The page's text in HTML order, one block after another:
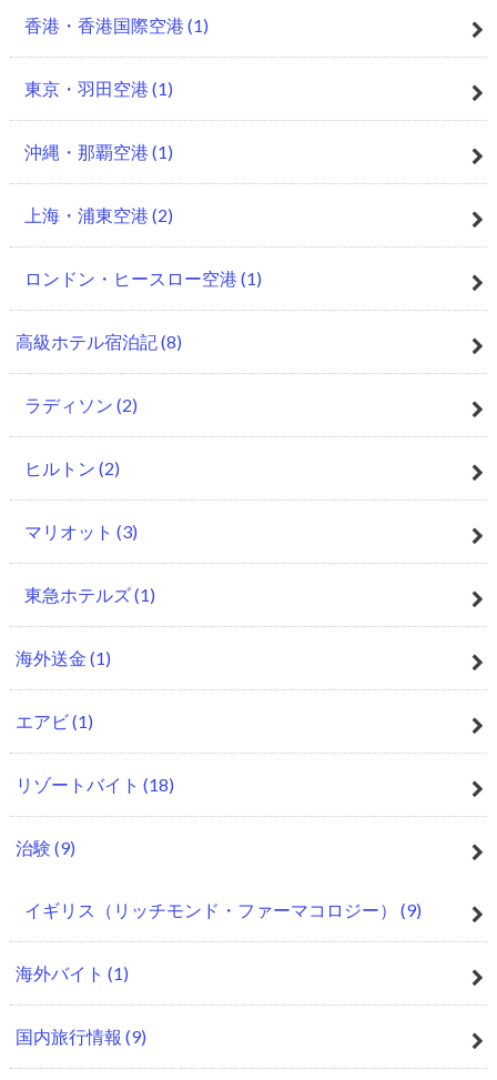
香港・香港国際空港 (1)
東京・羽田空港 (1)
沖縄・那覇空港 (1)
上海・浦東空港 (2)
ロンドン・ヒースロー空港 (1)
高級ホテル宿泊記(8)
ラディソン (2)
ヒルトン (2)
マリオット (3)
東急ホテルズ(1)
海外送金 (1)
エアビ(1)
リゾートバイト (18)
治験 (9)
イギリス（リッチモンド・ファーマコロジー） (9)
海外バイト (1)
国内旅行情報 (9)